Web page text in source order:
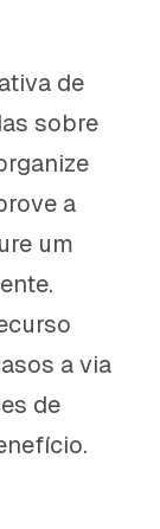
de
sobre
a
um
a via
de